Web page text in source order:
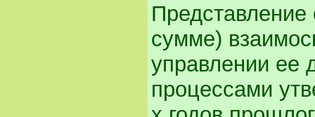
сумме)
управлении ее
процессами